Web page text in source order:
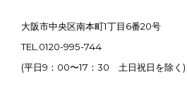
大阪市中央区南本町1丁目6番20号
TEL.0120-995-744
(平日9：00〜17：30 土日祝日を除く)